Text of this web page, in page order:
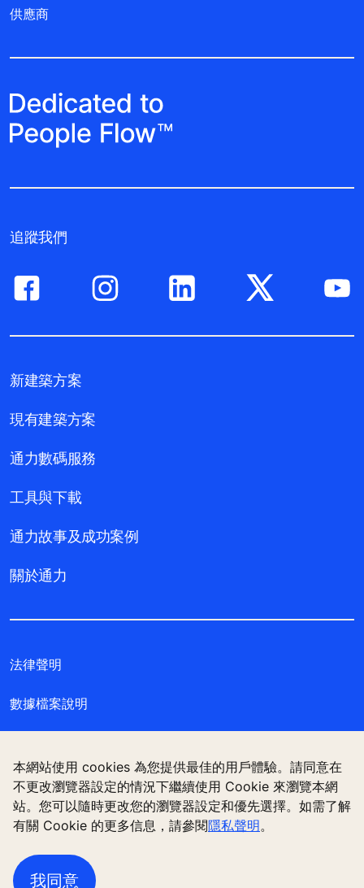
本網站使用 cookies 為您提供最佳的用戶體驗。請同意在
不更改瀏覽器設定的情況下繼續使用 Cookie 來瀏覽本網
站。您可以隨時更改您的瀏覽器設定和優先選擇。如需了解
有關 Cookie 的更多信息，請參閱隱私聲明。
我同意
供應商
追蹤我們
新建築方案
現有建築方案
通力數碼服務
工具與下載
通力故事及成功案例
關於通力
法律聲明
數據檔案說明
管理 Cookie 偏好設定
通力電梯（香港）有限公司，香港九龍觀塘偉業街 180